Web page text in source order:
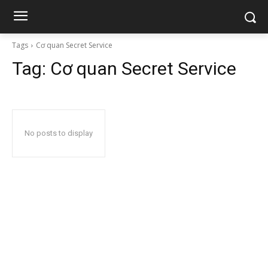
Tags Cơ quan Secret Service
Tag: Cơ quan Secret Service
No posts to display